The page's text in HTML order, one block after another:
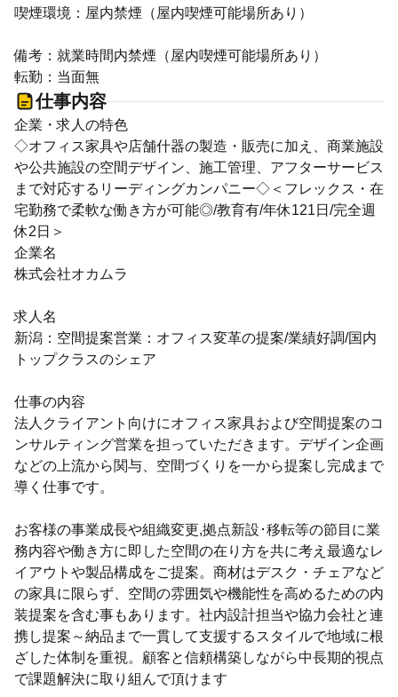
喫煙環境：屋内禁煙（屋内喫煙可能場所あり）
備考：就業時間内禁煙（屋内喫煙可能場所あり）
転勤：当面無
仕事内容
企業・求人の特色
◇オフィス家具や店舗什器の製造・販売に加え、商業施設
や公共施設の空間デザイン、施工管理、アフターサービス
まで対応するリーディングカンパニー◇＜フレックス・在
宅勤務で柔軟な働き方が可能◎/教育有/年休121日/完全週
休2日＞
企業名
株式会社オカムラ
求人名
新潟：空間提案営業：オフィス変革の提案/業績好調/国内
トップクラスのシェア
仕事の内容
法人クライアント向けにオフィス家具および空間提案のコ
ンサルティング営業を担っていただきます。デザイン企画
などの上流から関与、空間づくりを一から提案し完成まで
導く仕事です。
お客様の事業成長や組織変更,拠点新設･移転等の節目に業
務内容や働き方に即した空間の在り方を共に考え最適なレ
イアウトや製品構成をご提案。商材はデスク・チェアなど
の家具に限らず、空間の雰囲気や機能性を高めるための内
装提案を含む事もあります。社内設計担当や協力会社と連
携し提案～納品まで一貫して支援するスタイルで地域に根
ざした体制を重視。顧客と信頼構築しながら中長期的視点
で課題解決に取り組んで頂けます